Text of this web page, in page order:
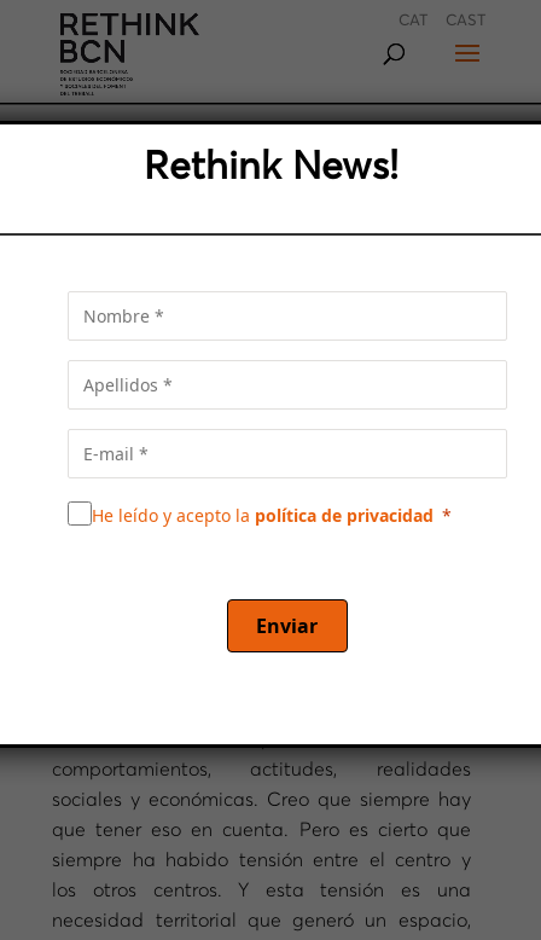
CAT CAST
«SI LA CULTURA POLÍTICA Y
Antoni Balmon, alcalde de Cornellà de
Llobregat y vicepresidente ejecutivo del Área
esta entrevista de Marta Pascal sobre la
creación del AMB hace quince años y analiza
cuáles son los retos que plantea actualmente
punto de vista geográfico e impacto en lo que
es Cataluña. ¿Cuál es su opinión, Antonio
comportamientos, actitudes, realidades
sociales y económicas. Creo que siempre hay
que tener eso en cuenta. Pero es cierto que
siempre ha habido tensión entre el centro y
los otros centros. Y esta tensión es una
necesidad territorial que generó un espacio,
Rethink News!
He leído y acepto la política de privacidad
Enviar